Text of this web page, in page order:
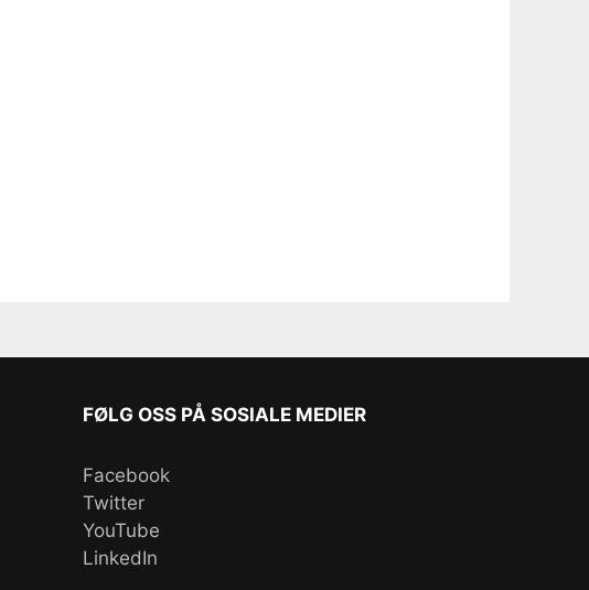
FØLG OSS PÅ SOSIALE MEDIER
Facebook
Twitter
YouTube
LinkedIn